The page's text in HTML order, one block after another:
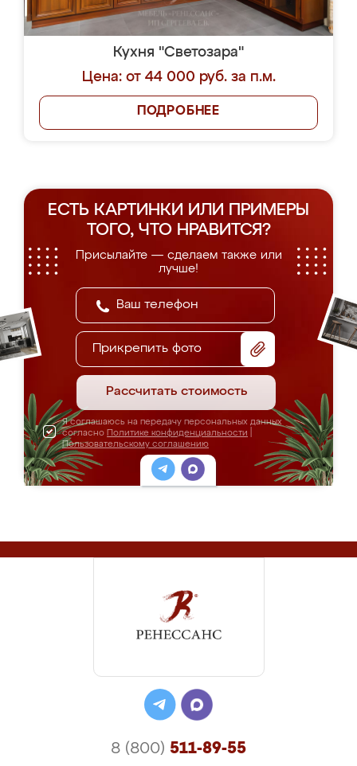
Кухня "Светозара"
Цена: от 44 000 руб. за п.м.
ПОДРОБНЕЕ
ЕСТЬ КАРТИНКИ ИЛИ ПРИМЕРЫ
ТОГО, ЧТО НРАВИТСЯ?
Присылайте — сделаем также или
лучше!
Прикрепить фото
Рассчитать стоимость
Я соглашаюсь на передачу персональных данных
согласно Политике конфиденциальности
Пользовательскому соглашению
8 (800) 511-89-55